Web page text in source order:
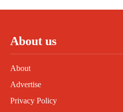
About us
About
Advertise
Privacy Policy